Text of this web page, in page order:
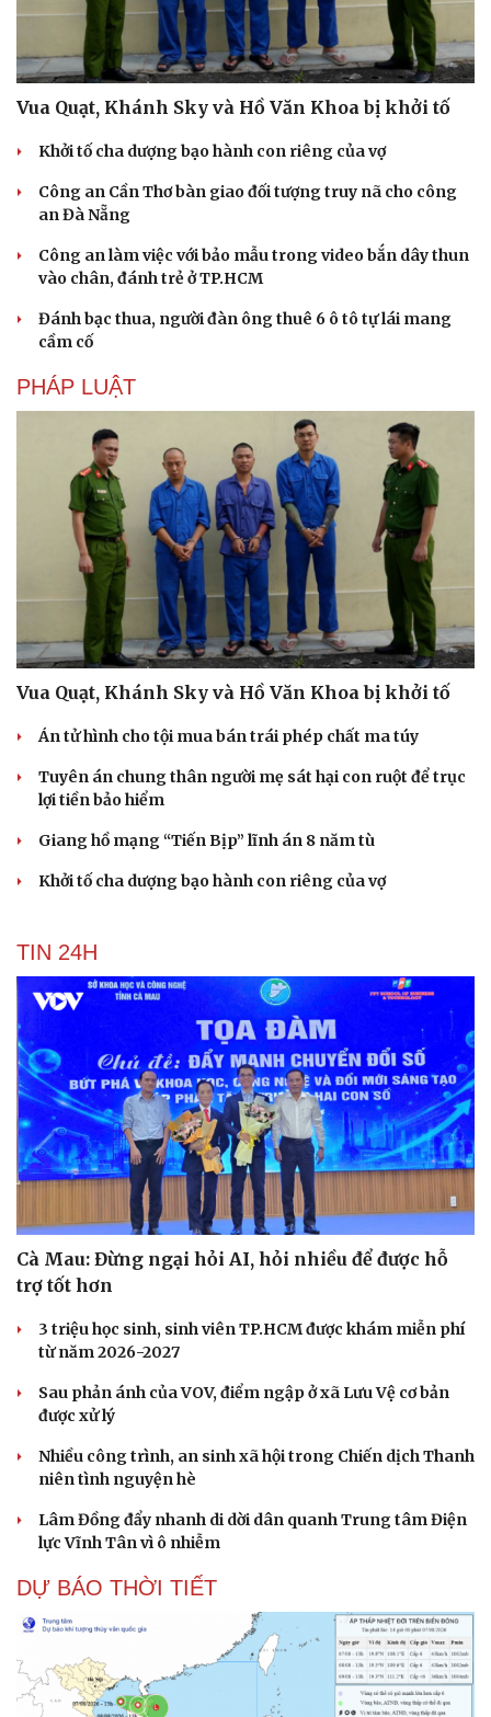
Du lịch
Tư vấn
Podcast
Câu chuyện thời sự
Vua Quạt, Khánh Sky và Hồ Văn Khoa bị khởi tố
Khởi tố cha dượng bạo hành con riêng của vợ
Công an Cần Thơ bàn giao đối tượng truy nã cho công
an Đà Nẵng
Công an làm việc với bảo mẫu trong video bắn dây thun
vào chân, đánh trẻ ở TP.HCM
Đánh bạc thua, người đàn ông thuê 6 ô tô tự lái mang
cầm cố
PHÁP LUẬT
Vua Quạt, Khánh Sky và Hồ Văn Khoa bị khởi tố
Án tử hình cho tội mua bán trái phép chất ma túy
Tuyên án chung thân người mẹ sát hại con ruột để trục
lợi tiền bảo hiểm
Giang hồ mạng “Tiến Bịp” lĩnh án 8 năm tù
Khởi tố cha dượng bạo hành con riêng của vợ
TIN 24H
Cà Mau: Đừng ngại hỏi AI, hỏi nhiều để được hỗ
trợ tốt hơn
3 triệu học sinh, sinh viên TP.HCM được khám miễn phí
từ năm 2026-2027
Sau phản ánh của VOV, điểm ngập ở xã Lưu Vệ cơ bản
được xử lý
Nhiều công trình, an sinh xã hội trong Chiến dịch Thanh
niên tình nguyện hè
Lâm Đồng đẩy nhanh di dời dân quanh Trung tâm Điện
lực Vĩnh Tân vì ô nhiễm
DỰ BÁO THỜI TIẾT